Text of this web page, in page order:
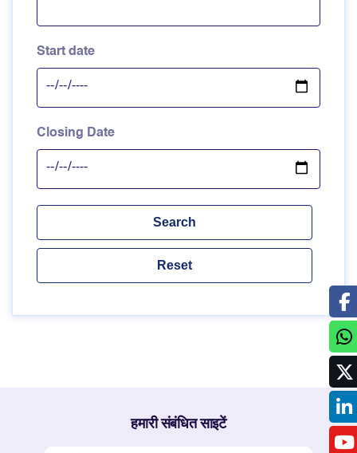
Start date
Closing Date
हमारी संबंधित साइटें